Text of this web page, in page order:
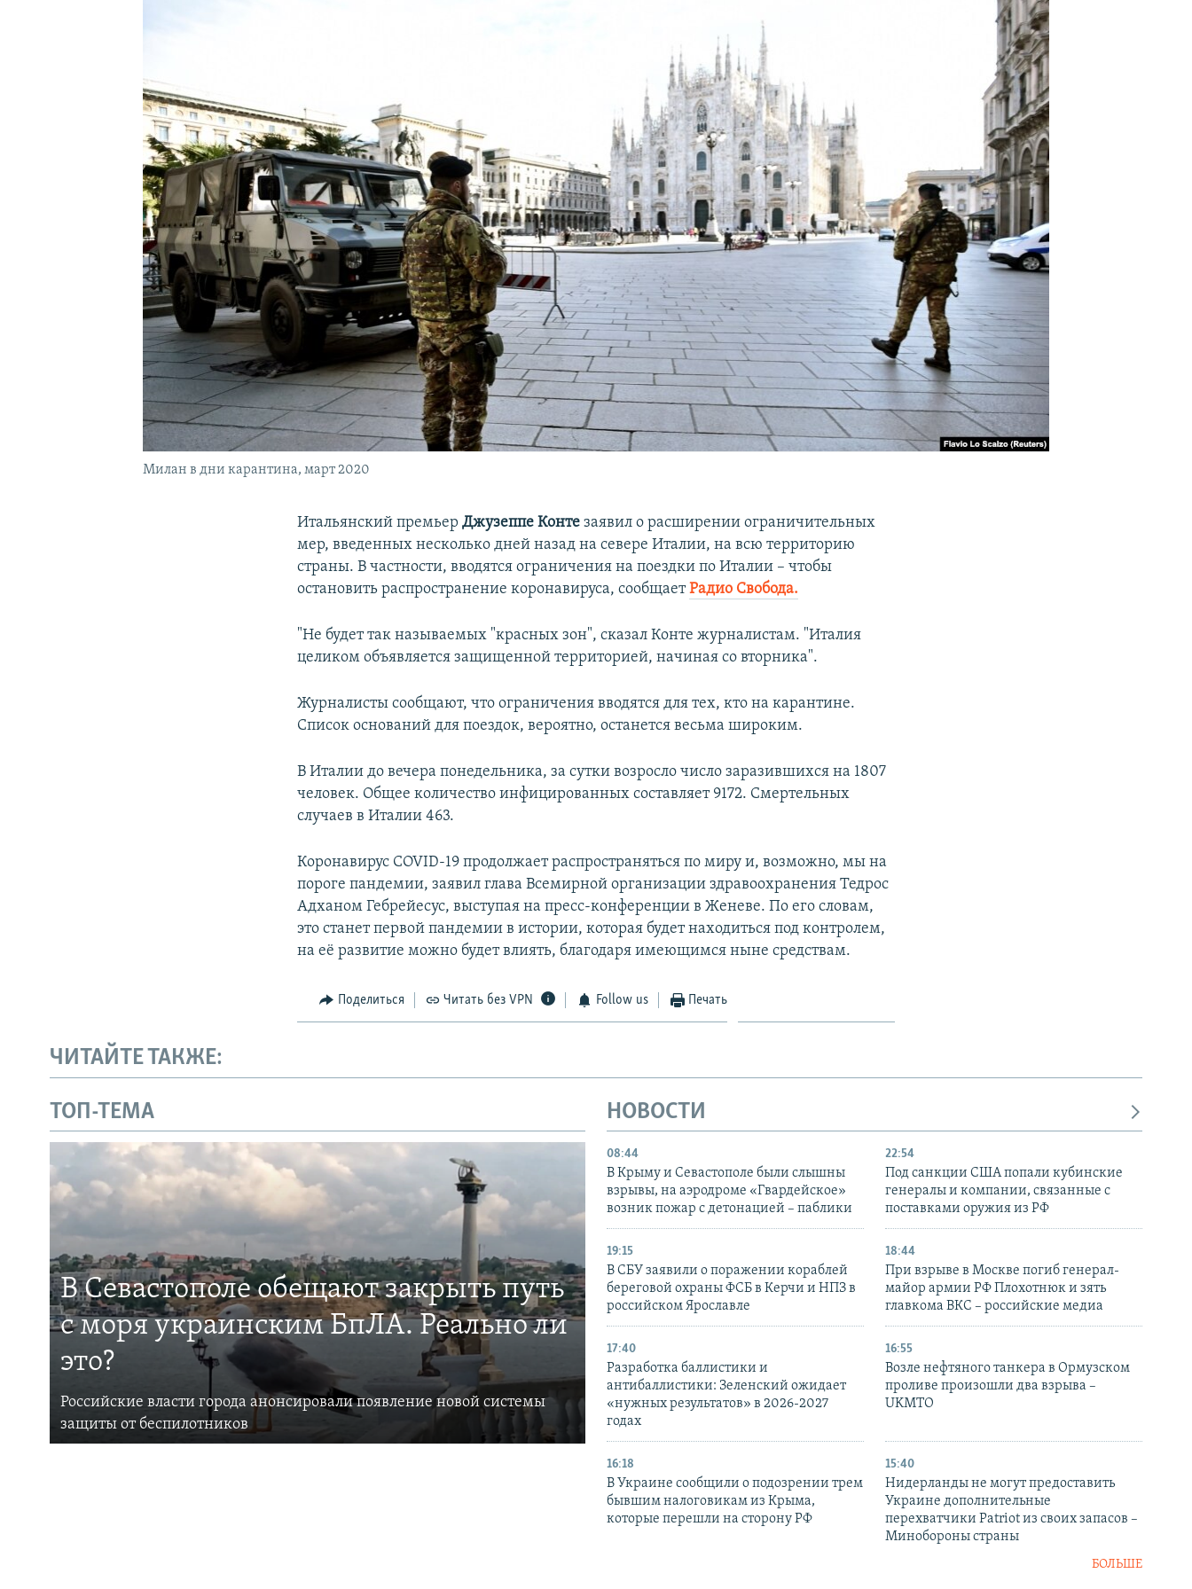
УКРАИНСКАЯ ПРОБЛЕМА КРЫМА
Милан в дни карантина, март 2020
Итальянский премьерДжузеппе Конте заявил о расширении ограничительных
мер, введенных несколько дней назад на севере Италии, на всю территорию
страны. В частности, вводятся ограничения на поездки по Италии – чтобы
остановить распространение коронавируса, сообщаетРадио Свобода.
"Не будет так называемых "красных зон", сказал Конте журналистам. "Италия
целиком объявляется защищенной территорией, начиная со вторника".
Журналисты сообщают, что ограничения вводятся для тех, кто на карантине.
Список оснований для поездок, вероятно, останется весьма широким.
В Италии до вечера понедельника, за сутки возросло число заразившихся на 1807
человек. Общее количество инфицированных составляет 9172. Смертельных
случаев в Италии 463.
Коронавирус COVID-19 продолжает распространяться по миру и, возможно, мы на
пороге пандемии, заявил глава Всемирной организации здравоохранения Тедрос
Адханом Гебрейесус, выступая на пресс-конференции в Женеве. По его словам,
это станет первой пандемии в истории, которая будет находиться под контролем,
на её развитие можно будет влиять, благодаря имеющимся ныне средствам.
Поделиться Читать без VPN Follow us Печать
ЧИТАЙТЕ ТАКЖЕ:
ТОП-ТЕМА
В Севастополе обещают закрыть путь
с моря украинским БпЛА. Реально ли
это?
Российские власти города анонсировали появление новой системы
защиты от беспилотников
НОВОСТИ
08:44
В Крыму и Севастополе были слышны
взрывы, на аэродроме «Гвардейское»
возник пожар с детонацией – паблики
22:54
Под санкции США попали кубинские
генералы и компании, связанные с
поставками оружия из РФ
19:15
В СБУ заявили о поражении кораблей
береговой охраны ФСБ в Керчи и НПЗ в
российском Ярославле
18:44
При взрыве в Москве погиб генерал-
майор армии РФ Плохотнюк и зять
главкома ВКС – российские медиа
17:40
Разработка баллистики и
антибаллистики: Зеленский ожидает
«нужных результатов» в 2026-2027
годах
16:55
Возле нефтяного танкера в Ормузском
проливе произошли два взрыва –
UKMTO
16:18
В Украине сообщили о подозрении трем
бывшим налоговикам из Крыма,
которые перешли на сторону РФ
15:40
Нидерланды не могут предоставить
Украине дополнительные
перехватчики Patriot из своих запасов –
Минобороны страны
БОЛЬШЕ